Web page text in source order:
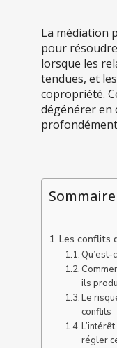
La médiation
pour
lorsque les
tendues, et
copropriété.
dégénérer en
Sommaire
Les conflits
Qu’est-
ils
Le
conflits
régler